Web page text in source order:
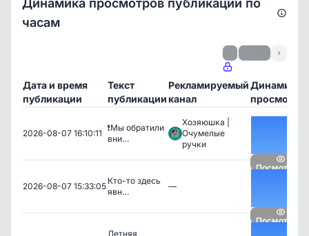
часам
›
Дата и время
публикации
Текст
публикации
Рекламируемый
канал
Динамика
2026-08-07 16:10:11
❗Мы обратили
вни…
Хозяюшка |
Очумелые
ручки
Посмотреть
2026-08-07 15:33:05
Кто-то здесь
явн…
—
Посмотреть
Летняя